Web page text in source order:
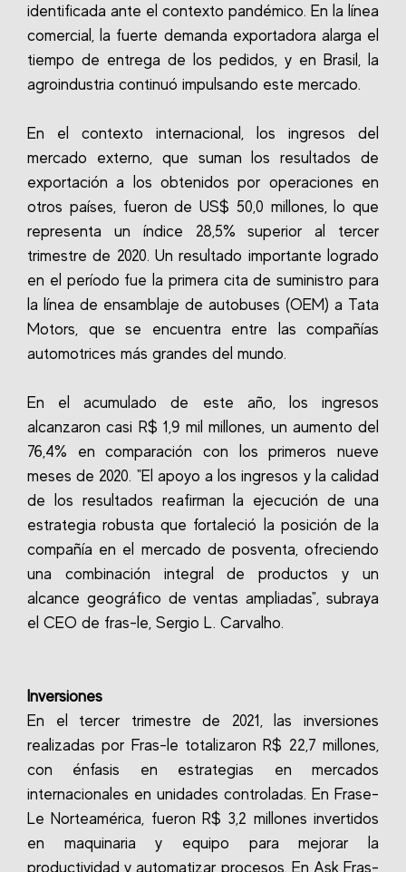
identificada ante el contexto pandémico. En la línea
comercial, la fuerte demanda exportadora alarga el
tiempo de entrega de los pedidos, y en Brasil, la
agroindustria continuó impulsando este mercado.
En el contexto internacional, los ingresos del
mercado externo, que suman los resultados de
exportación a los obtenidos por operaciones en
otros países, fueron de US$ 50,0 millones, lo que
representa un índice 28,5% superior al tercer
trimestre de 2020. Un resultado importante logrado
en el período fue la primera cita de suministro para
la línea de ensamblaje de autobuses (OEM) a Tata
Motors, que se encuentra entre las compañías
automotrices más grandes del mundo.
En el acumulado de este año, los ingresos
alcanzaron casi R$ 1,9 mil millones, un aumento del
76,4% en comparación con los primeros nueve
meses de 2020. "El apoyo a los ingresos y la calidad
de los resultados reafirman la ejecución de una
estrategia robusta que fortaleció la posición de la
compañía en el mercado de posventa, ofreciendo
una combinación integral de productos y un
alcance geográfico de ventas ampliadas", subraya
el CEO de fras-le, Sergio L. Carvalho.
Inversiones
En el tercer trimestre de 2021, las inversiones
realizadas por Fras-le totalizaron R$ 22,7 millones,
con énfasis en estrategias en mercados
internacionales en unidades controladas. En Frase-
Le Norteamérica, fueron R$ 3,2 millones invertidos
en maquinaria y equipo para mejorar la
productividad y automatizar procesos. En Ask Fras-